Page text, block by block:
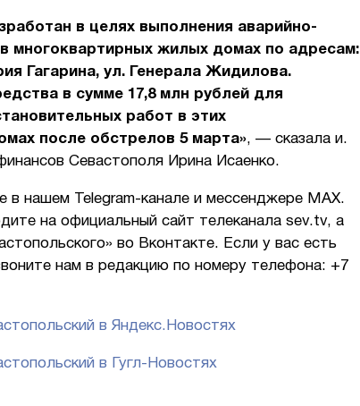
в целях выполнения аварийно-
многоквартирных жилых домах по адресам:
Гагарина, ул. Генерала Жидилова.
в сумме 17,8 млн рублей для
работ в этих
после обстрелов 5 марта», — сказала и.
Севастополя Ирина Исаенко.
в нашем Telegram-канале и мессенджере МАХ.
на официальный сайт телеканала sev.tv, а
во Вконтакте. Если у вас есть
нам в редакцию по номеру телефона: +7
в Яндекс.Новостях
в Гугл-Новостях